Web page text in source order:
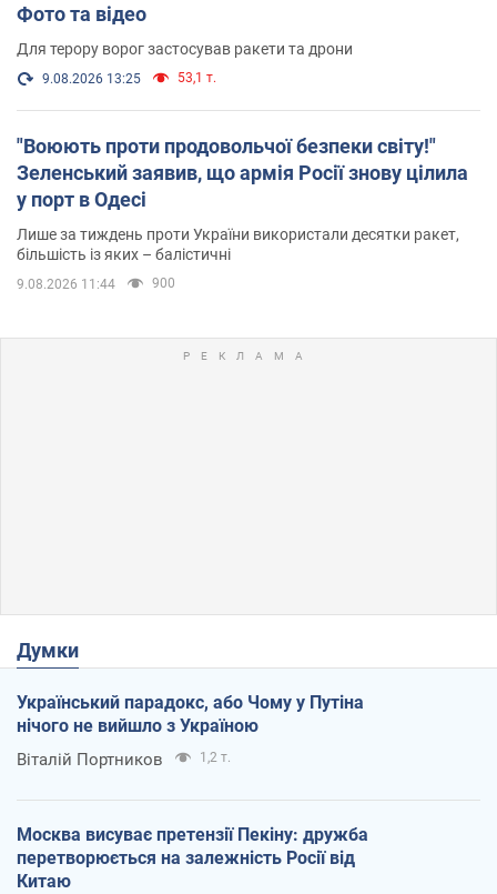
Фото та відео
Для терору ворог застосував ракети та дрони
9.08.2026 13:25 53,1 т.
"Воюють проти продовольчої безпеки світу!"
Зеленський заявив, що армія Росії знову цілила
у порт в Одесі
Лише за тиждень проти України використали десятки ракет,
більшість із яких – балістичні
9.08.2026 11:44 900
Думки
Український парадокс, або Чому у Путіна
нічого не вийшло з Україною
Віталій Портников 1,2 т.
Москва висуває претензії Пекіну: дружба
перетворюється на залежність Росії від
Китаю